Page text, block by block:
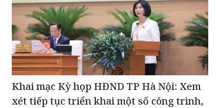
Khai mạc Kỳ họp HĐND TP Hà Nội: Xem
xét tiếp tục triển khai một số công trình,